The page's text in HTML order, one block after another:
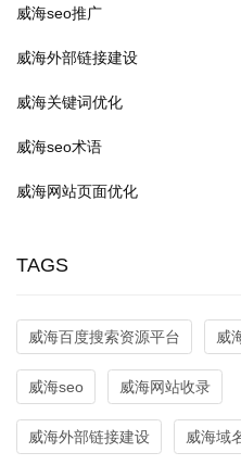
威海seo推广
威海外部链接建设
威海关键词优化
威海seo术语
威海网站页面优化
TAGS
威海百度搜索资源平台 威
威海seo 威海网站收录
威海外部链接建设 威海域